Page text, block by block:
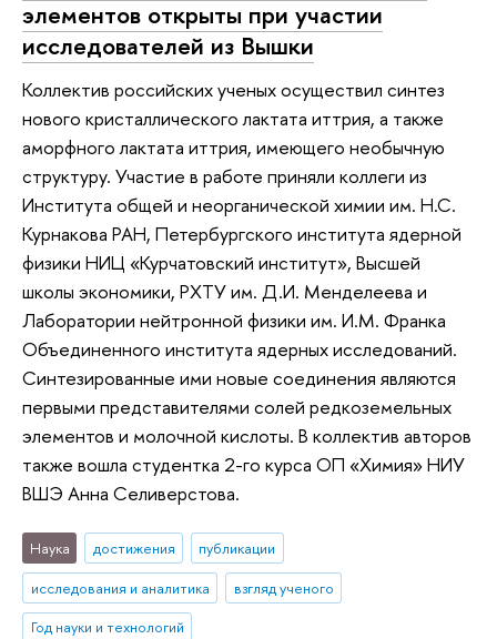
элементов открыты при участии
исследователей из Вышки
Коллектив российских ученых осуществил синтез
нового кристаллического лактата иттрия, а также
аморфного лактата иттрия, имеющего необычную
структуру. Участие в работе приняли коллеги из
Института общей и неорганической химии им. Н.С.
Курнакова РАН, Петербургского института ядерной
физики НИЦ «Курчатовский институт», Высшей
школы экономики, РХТУ им. Д.И. Менделеева и
Лаборатории нейтронной физики им. И.М. Франка
Объединенного института ядерных исследований.
Синтезированные ими новые соединения являются
первыми представителями солей редкоземельных
элементов и молочной кислоты. В коллектив авторов
также вошла студентка 2-го курса ОП «Химия» НИУ
ВШЭ Анна Селиверстова.
Наука достижения
публикации
исследования и аналитика
взгляд ученого
Год науки и технологий